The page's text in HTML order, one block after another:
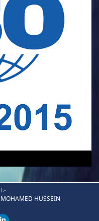
I.-
MOHAMED HUSSEIN